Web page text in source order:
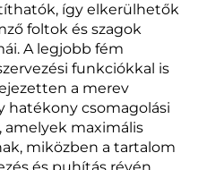
így elkerülhetők
foltok és szagok
A legjobb fém
funkciókkal is
a merev
hatékony csomagolási
amelyek maximális
miközben a tartalom